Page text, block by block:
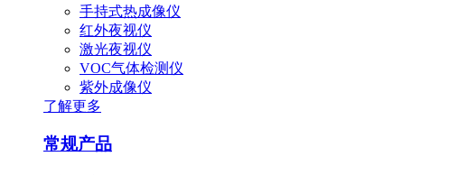
手持式热成像仪
红外夜视仪
激光夜视仪
VOC气体检测仪
紫外成像仪
了解更多
常规产品